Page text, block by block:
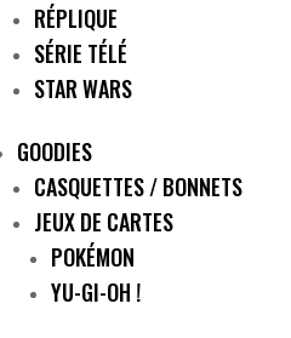
RÉPLIQUE
SÉRIE TÉLÉ
STAR WARS
GOODIES
CASQUETTES / BONNETS
JEUX DE CARTES
POKÉMON
YU-GI-OH !